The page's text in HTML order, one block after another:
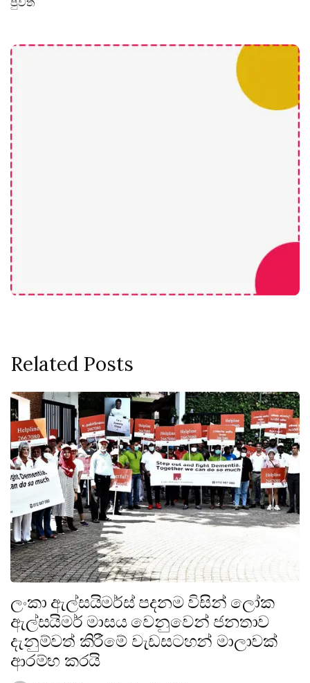
Related Posts
ලංකා ඇල්සයිමර්ස් පදනම විසින් ලෝක
ඇල්සයිමර් මාසය වෙනුවෙන් ජනතාව
දැනුම්වත් කිරීමේ වැඩසටහන් මාලාවක්
ආරම්භ කරයි